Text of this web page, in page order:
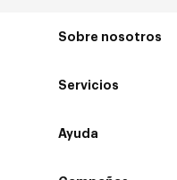
Sobre nosotros
Servicios
Ayuda